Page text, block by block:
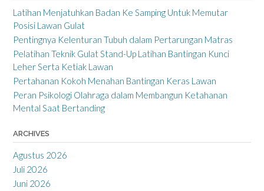
Latihan Menjatuhkan Badan Ke Samping Untuk Memutar
Posisi Lawan Gulat
Pentingnya Kelenturan Tubuh dalam Pertarungan Matras
Pelatihan Teknik Gulat Stand-Up Latihan Bantingan Kunci
Leher Serta Ketiak Lawan
Pertahanan Kokoh Menahan Bantingan Keras Lawan
Peran Psikologi Olahraga dalam Membangun Ketahanan
Mental Saat Bertanding
ARCHIVES
Agustus 2026
Juli 2026
Juni 2026